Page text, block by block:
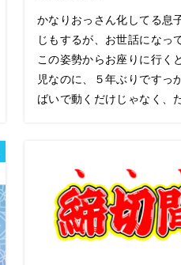
かなりおっさん化してる息
じもするが、お世話になっ
この姿勢からお座りに行く
児なのに、５年ぶりですっ
ばいで動くだけじゃなく、